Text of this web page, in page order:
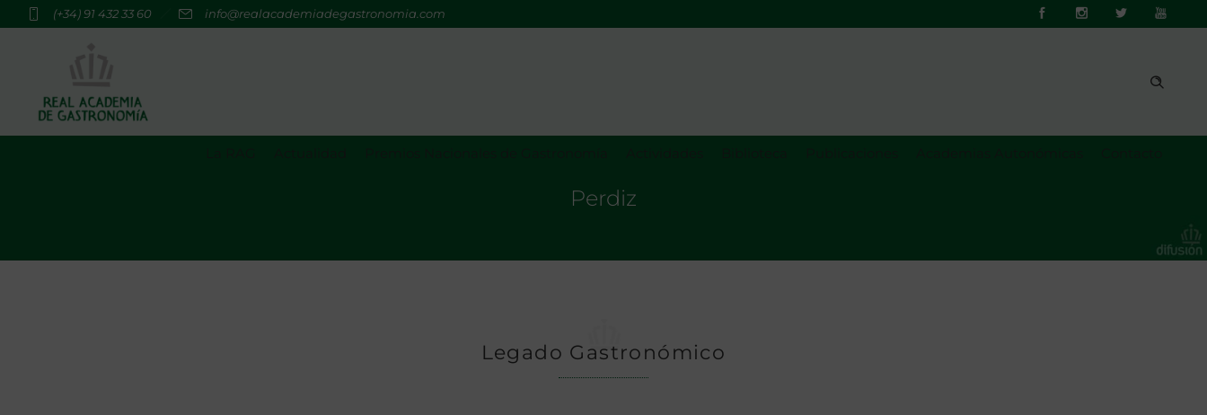
(+34) 91 432 33 60 info@realacademiadegastronomia.com
Perdiz
Legado Gastronómico